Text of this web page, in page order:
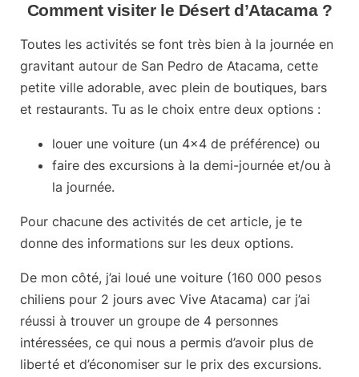
Comment visiter le Désert d’Atacama ?
Toutes les activités se font très bien à la journée en
gravitant autour de San Pedro de Atacama, cette
petite ville adorable, avec plein de boutiques, bars
et restaurants. Tu as le choix entre deux options :
louer une voiture (un 4×4 de préférence) ou
faire des excursions à la demi-journée et/ou à
la journée.
Pour chacune des activités de cet article, je te
donne des informations sur les deux options.
De mon côté, j’ai loué une voiture (160 000 pesos
chiliens pour 2 jours avec Vive Atacama) car j’ai
réussi à trouver un groupe de 4 personnes
intéressées, ce qui nous a permis d’avoir plus de
liberté et d’économiser sur le prix des excursions.